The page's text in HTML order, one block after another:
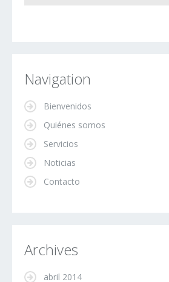
Navigation
Bienvenidos
Quiénes somos
Servicios
Noticias
Contacto
Archives
abril 2014